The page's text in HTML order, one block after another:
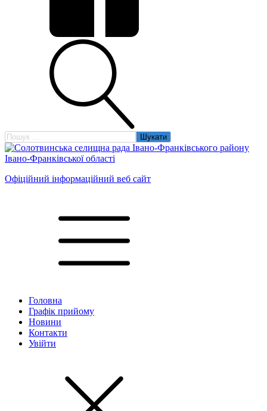
Пошук:
Офіційний інформаційний веб сайт
Головна
Графік прийому
Новини
Контакти
Увійти